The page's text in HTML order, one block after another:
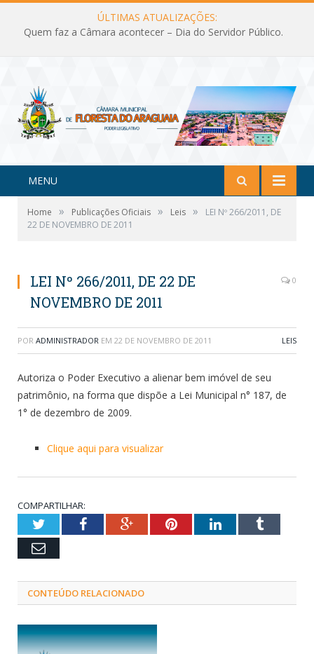
ÚLTIMAS ATUALIZAÇÕES:
Quem faz a Câmara acontecer – Dia do Servidor Público.
MENU
Home » Publicações Oficiais » Leis »
LEI Nº 266/2011, DE
22 DE NOVEMBRO DE 2011
LEI Nº 266/2011, DE 22 DE
NOVEMBRO DE 2011
0
POR ADMINISTRADOR EM 22 DE NOVEMBRO DE 2011 LEIS
Autoriza o Poder Executivo a alienar bem imóvel de seu
patrimônio, na forma que dispõe a Lei Municipal n° 187, de
1° de dezembro de 2009.
Clique aqui para visualizar
COMPARTILHAR:
TwitterFacebookGoogle+PinterestLinkedInTumblr
Email
CONTEÚDO RELACIONADO